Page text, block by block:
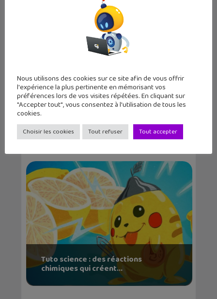
Journaliste web et père de deux grands ados,
j'aime tester de nouvelles applications et
Articles similaires
Tuto science : des réactions
chimiques qui créent...
Nous utilisons des cookies sur ce site afin de vous offrir
l'expérience la plus pertinente en mémorisant vos
préférences lors de vos visites répétées. En cliquant sur
"Accepter tout", vous consentez à l'utilisation de tous les
cookies.
Choisir les cookies Tout refuser Tout accepter